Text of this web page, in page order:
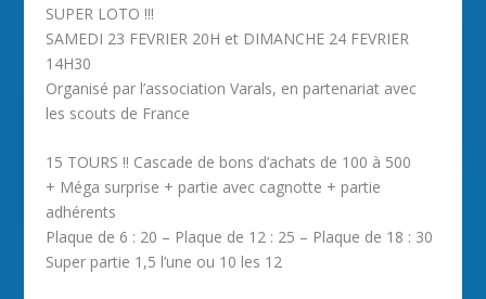
SUPER LOTO !!!
SAMEDI 23 FEVRIER 20H et DIMANCHE 24 FEVRIER
14H30
Organisé par l’association Varals, en partenariat avec
les scouts de France
15 TOURS !! Cascade de bons d’achats de 100 à 500
+ Méga surprise + partie avec cagnotte + partie
adhérents
Plaque de 6 : 20 – Plaque de 12 : 25 – Plaque de 18 : 30
Super partie 1,5 l’une ou 10 les 12